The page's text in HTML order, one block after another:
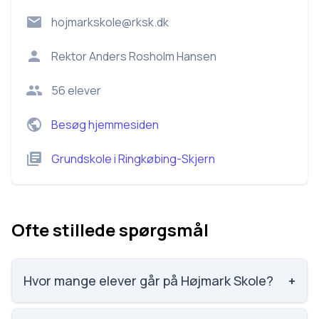
hojmarkskole@rksk.dk
RektorAnders Rosholm Hansen
56elever
Besøg hjemmesiden
GrundskoleiRingkøbing-Skjern
Ofte stillede spørgsmål
Hvor mange elever går på Højmark Skole? +
Højmark Skole har 56 elever, hvilket gør den til